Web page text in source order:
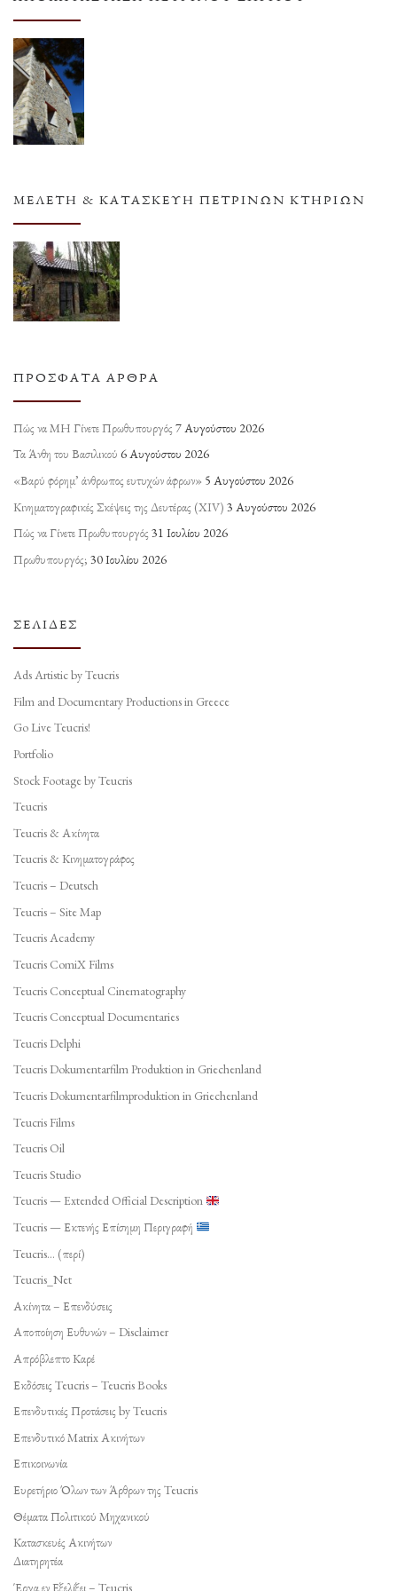
ΜΕΛΈΤΗ & ΚΑΤΑΣΚΕΥΉ ΠΈΤΡΙΝΩΝ ΚΤΗΡΊΩΝ
ΠΡΌΣΦΑΤΑ ΆΡΘΡΑ
Πώς να ΜΗ Γίνετε Πρωθυπουργός 7 Αυγούστου 2026
Τα Άνθη του Βασιλικού 6 Αυγούστου 2026
«Βαρύ φόρημ’ άνθρωπος ευτυχών άφρων» 5 Αυγούστου 2026
Κινηματογραφικές Σκέψεις της Δευτέρας (ΧΙV) 3 Αυγούστου 2026
Πώς να Γίνετε Πρωθυπουργός 31 Ιουλίου 2026
Πρωθυπουργός; 30 Ιουλίου 2026
ΣΕΛΊΔΕΣ
Ads Artistic by Teucris
Film and Documentary Productions in Greece
Go Live Teucris!
Portfolio
Stock Footage by Teucris
Teucris
Teucris & Ακίνητα
Teucris & Κινηματογράφος
Teucris – Deutsch
Teucris – Site Map
Teucris Academy
Teucris ComiX Films
Teucris Conceptual Cinematography
Teucris Conceptual Documentaries
Teucris Delphi
Teucris Dokumentarfilm Produktion in Griechenland
Teucris Dokumentarfilmproduktion in Griechenland
Teucris Films
Teucris Oil
Teucris Studio
Teucris — Extended Official Description
Teucris — Εκτενής Επίσημη Περιγραφή
Teucris… (περί)
Teucris_Net
Ακίνητα – Επενδύσεις
Αποποίηση Ευθυνών – Disclaimer
Απρόβλεπτο Καρέ
Εκδόσεις Teucris – Teucris Books
Επενδυτικές Προτάσεις by Teucris
Επενδυτικό Matrix Ακινήτων
Επικοινωνία
Ευρετήριο Όλων των Άρθρων της Teucris
Θέματα Πολιτικού Μηχανικού
Κατασκευές Ακινήτων
Διατηρητέα
Έργα εν Εξελίξει – Teucris